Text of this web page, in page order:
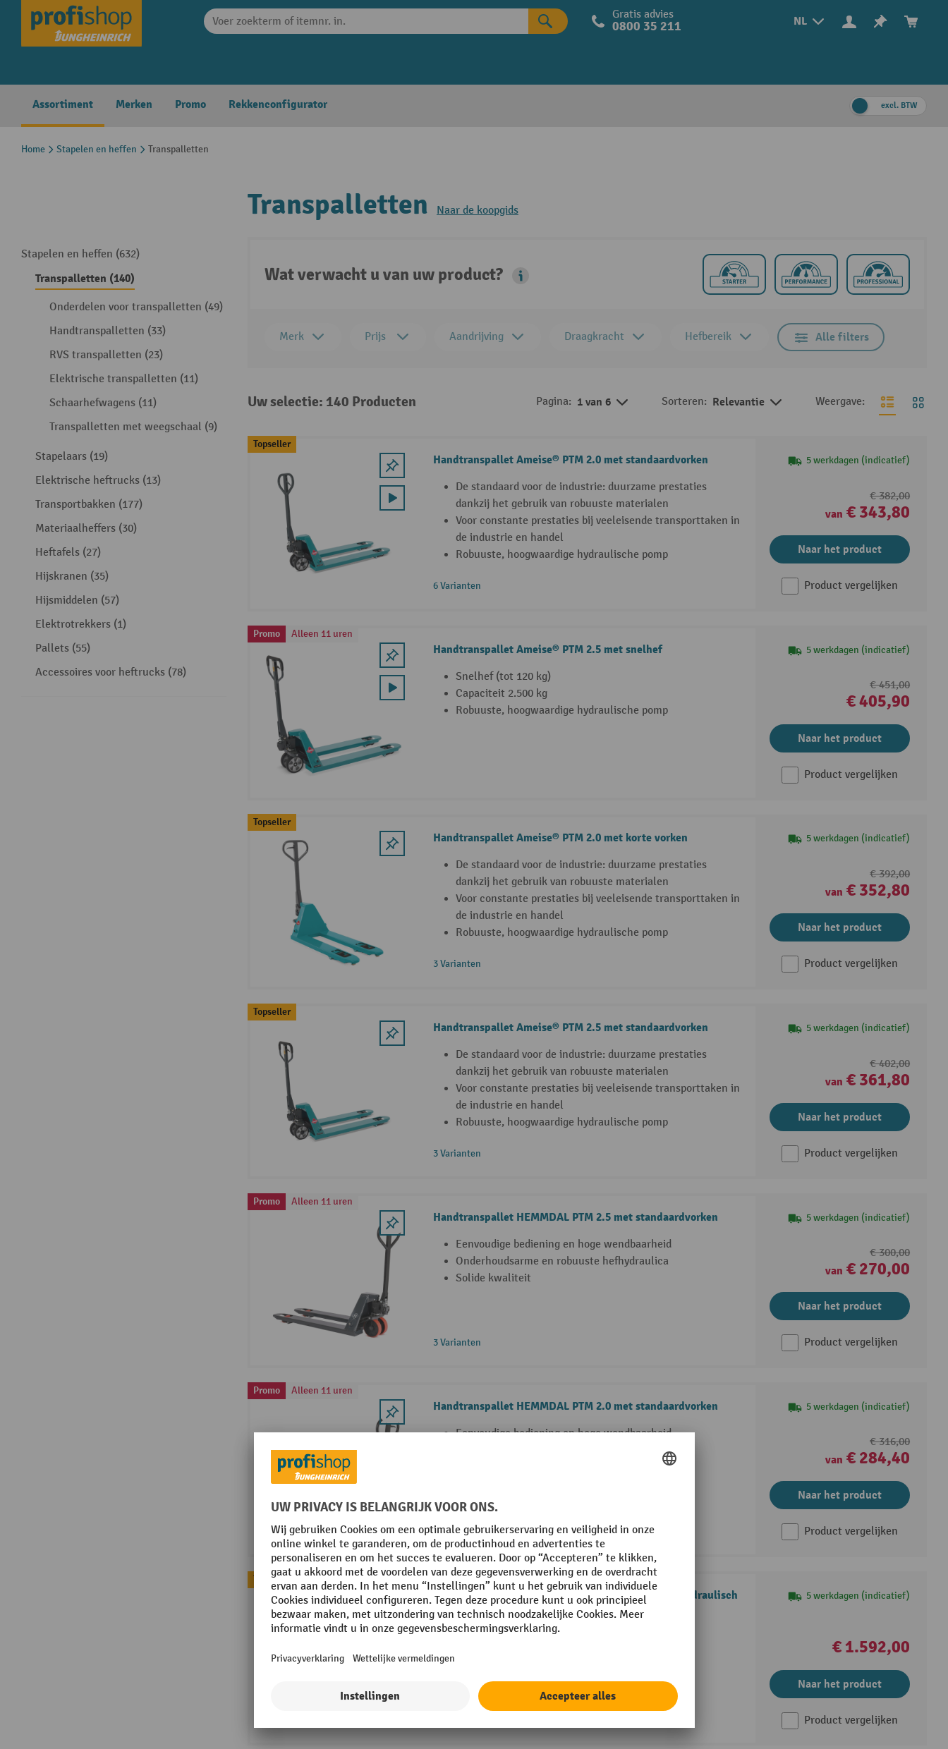
Skip to main navigation NL
Gratis advies
0800 35 211
Assortiment Merken Promo Rekkenconfigurator excl. BTW
Home Stapelen en heffen Transpalletten
Stapelen en heffen (632)
Transpalletten (140)
Onderdelen voor transpalletten (49)
Handtranspalletten (33)
RVS transpalletten (23)
Elektrische transpalletten (11)
Schaarhefwagens (11)
Transpalletten met weegschaal (9)
Stapelaars (19)
Elektrische heftrucks (13)
Transportbakken (177)
Materiaalheffers (30)
Heftafels (27)
Hijskranen (35)
Hijsmiddelen (57)
Elektrotrekkers (1)
Pallets (55)
Accessoires voor heftrucks (78)
Transpalletten Naar de koopgids
Wat verwacht u van uw product?
Merk Prijs Aandrijving Draagkracht Hefbereik Alle filters
Uw selectie: 140 Producten Pagina: 1 van 6 Sorteren: Relevantie Weergave:
Topseller
Handtranspallet Ameise® PTM 2.0 met standaardvorken
De standaard voor de industrie: duurzame prestaties
dankzij het gebruik van robuuste materialen
Voor constante prestaties bij veeleisende transporttaken in
de industrie en handel
Robuuste, hoogwaardige hydraulische pomp
6 Varianten
5 werkdagen (indicatief)
€ 382,00
van € 343,80
Naar het product
Product vergelijken
Promo Alleen 11 uren
Handtranspallet Ameise® PTM 2.5 met snelhef
Snelhef (tot 120 kg)
Capaciteit 2.500 kg
Robuuste, hoogwaardige hydraulische pomp
5 werkdagen (indicatief)
€ 451,00
€ 405,90
Naar het product
Product vergelijken
Topseller
Handtranspallet Ameise® PTM 2.0 met korte vorken
De standaard voor de industrie: duurzame prestaties
dankzij het gebruik van robuuste materialen
Voor constante prestaties bij veeleisende transporttaken in
de industrie en handel
Robuuste, hoogwaardige hydraulische pomp
3 Varianten
5 werkdagen (indicatief)
€ 392,00
van € 352,80
Naar het product
Product vergelijken
Topseller
Handtranspallet Ameise® PTM 2.5 met standaardvorken
De standaard voor de industrie: duurzame prestaties
dankzij het gebruik van robuuste materialen
Voor constante prestaties bij veeleisende transporttaken in
de industrie en handel
Robuuste, hoogwaardige hydraulische pomp
3 Varianten
5 werkdagen (indicatief)
€ 402,00
van € 361,80
Naar het product
Product vergelijken
Promo Alleen 11 uren
Handtranspallet HEMMDAL PTM 2.5 met standaardvorken
Eenvoudige bediening en hoge wendbaarheid
Onderhoudsarme en robuuste hefhydraulica
Solide kwaliteit
3 Varianten
5 werkdagen (indicatief)
€ 300,00
van € 270,00
Naar het product
Product vergelijken
Promo Alleen 11 uren
Handtranspallet HEMMDAL PTM 2.0 met standaardvorken
Eenvoudige bediening en hoge wendbaarheid
3 Varianten
5 werkdagen (indicatief)
€ 316,00
van € 284,40
Naar het product
Product vergelijken
Topseller
Schaarhefwagen Ameise® PTM 1.0 Scissor elektrohydraulisch
0,58 kW hefmotor voor elektrisch heffen
5 werkdagen (indicatief)
€ 1.592,00
Naar het product
Product vergelijken